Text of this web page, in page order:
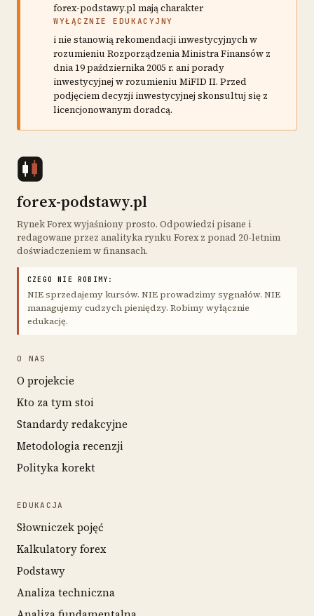
forex-podstawy.pl mają charakter
WYŁĄCZNIE EDUKACYJNY
i nie stanowią rekomendacji inwestycyjnych w
rozumieniu Rozporządzenia Ministra Finansów z
dnia 19 października 2005 r. ani porady
inwestycyjnej w rozumieniu MiFID II. Przed
podjęciem decyzji inwestycyjnej skonsultuj się z
licencjonowanym doradcą.
forex-podstawy.pl
Rynek Forex wyjaśniony prosto. Odpowiedzi pisane i
redagowane przez analityka rynku Forex z ponad 20-letnim
doświadczeniem w finansach.
CZEGO NIE ROBIMY:
NIE sprzedajemy kursów. NIE prowadzimy sygnałów. NIE
managujemy cudzych pieniędzy. Robimy wyłącznie
edukację.
O NAS
O projekcie
Kto za tym stoi
Standardy redakcyjne
Metodologia recenzji
Polityka korekt
EDUKACJA
Słowniczek pojęć
Kalkulatory forex
Podstawy
Analiza techniczna